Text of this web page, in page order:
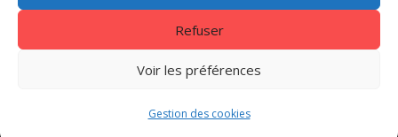
Refuser
Voir les préférences
Gestion des cookies
EnVol Formations|Gestion des cookies
Mentions légales - Politique de confidentialité